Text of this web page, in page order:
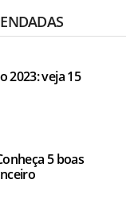
2023: veja 15
5 boas